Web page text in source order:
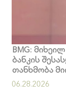
BMG:
ბანკის
თანხმობა
06.28.2026